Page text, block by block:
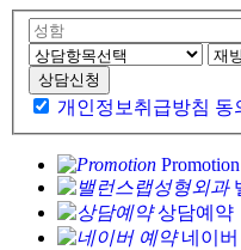
상담신청
개인정보취급방침 동
Promotion
상담예약
네이